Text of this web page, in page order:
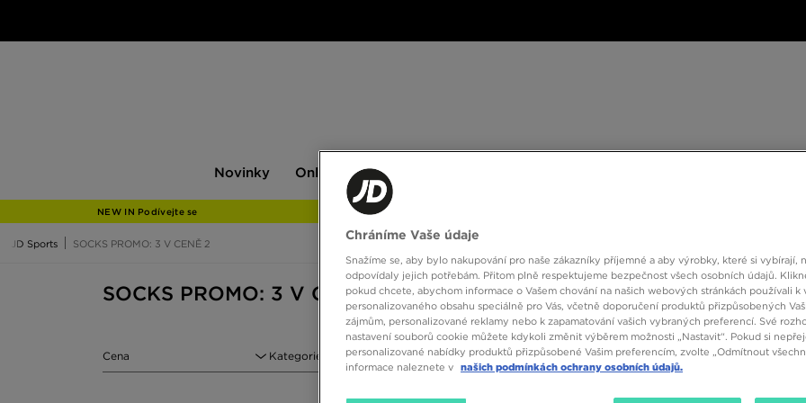
Novinky
JD
Only at JD
NEW IN Podívejte se
JD Sports SOCKS PROMO: 3 V CENĚ 2
SOCKS PROMO: 3 V CENĚ 2
Cena Kategorie Podkategorie Pohlaví 1 Značka
Chráníme Vaše údaje
Snažíme se, aby bylo nakupování pro naše zákazníky příjemné a aby výrobky, které si vybírají,
odpovídaly jejich potřebám. Přitom plně respektujeme bezpečnost všech osobních údajů.
pokud chcete, abychom informace o Vašem chování na našich webových stránkách používali k
personalizovaného obsahu speciálně pro Vás, včetně doporučení produktů přizpůsobených
zájmům, personalizované reklamy nebo k zapamatování vašich vybraných preferencí. Své
nastavení souborů cookie můžete kdykoli změnit výběrem možnosti „Nastavit“. Pokud si
personalizované nabídky produktů přizpůsobené Vašim preferencím, zvolte „Odmítnout
informace naleznete v našich podmínkách ochrany osobních údajů.